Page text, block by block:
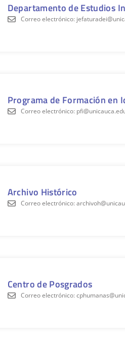
Departamento de Estudios
Correo electrónico:
Programa de Formación en
Correo electrónico:
Archivo Histórico
Correo electrónico:
Centro de Posgrados
Correo electrónico: